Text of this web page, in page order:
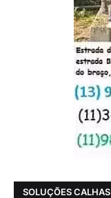
SOLUÇÕES CALHAS